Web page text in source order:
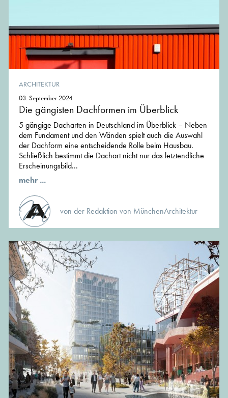
ARCHITEKTUR
03. September 2024
Die gängisten Dachformen im Überblick
5 gängige Dacharten in Deutschland im Überblick – Neben
dem Fundament und den Wänden spielt auch die Auswahl
der Dachform eine entscheidende Rolle beim Hausbau.
Schließlich bestimmt die Dachart nicht nur das letztendliche
Erscheinungsbild...
mehr ...
von der Redaktion von MünchenArchitektur